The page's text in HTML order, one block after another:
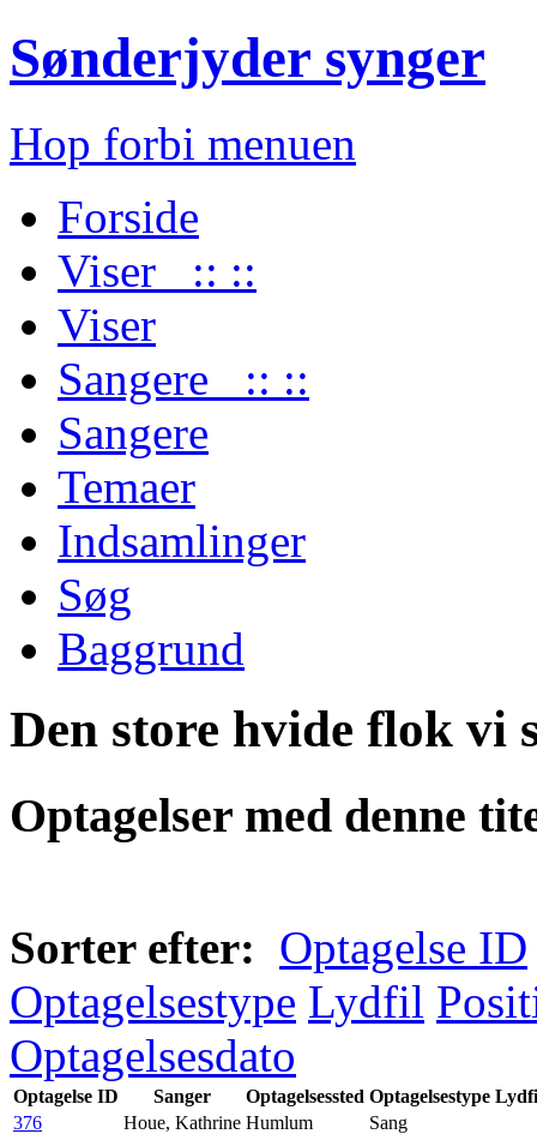
Sønderjyder synger
Hop forbi menuen
Forside
Viser :: ::
Viser
Sangere :: ::
Sangere
Temaer
Indsamlinger
Søg
Baggrund
Den store hvide flok vi
Optagelser med denne
Sorter efter: Optagelse ID
Optagelsestype Lydfil
Optagelsesdato
Optagelse ID Sanger Optagelsessted Optagelsestype
376
Houe, Kathrine Humlum Sang